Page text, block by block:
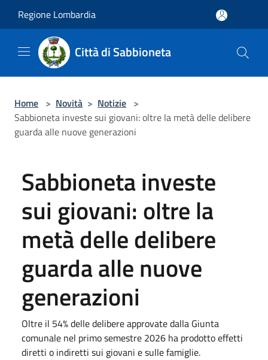
Regione Lombardia
Città di Sabbioneta
Home > Novità > Notizie >
Sabbioneta investe sui giovani: oltre la metà delle delibere
guarda alle nuove generazioni
Sabbioneta investe
sui giovani: oltre la
metà delle delibere
guarda alle nuove
generazioni
Oltre il 54% delle delibere approvate dalla Giunta
comunale nel primo semestre 2026 ha prodotto effetti
diretti o indiretti sui giovani e sulle famiglie.